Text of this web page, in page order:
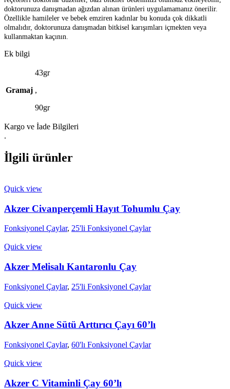
doktorunuza danışmadan ağızdan alınan ürünleri uygulamamanız önerilir.
Özellikle hamileler ve bebek emziren kadınlar bu konuda çok dikkatli
olmalıdır, doktorunuza danışmadan bitkisel karışımları içmekten veya
kullanmaktan kaçının.
Ek bilgi
Gramaj
43gr
,
90gr
Kargo ve İade Bilgileri
.
İlgili ürünler
Quick view
Akzer Civanperçemli Hayıt Tohumlu Çay
Fonksiyonel Çaylar, 25'li Fonksiyonel Çaylar
Quick view
Akzer Melisalı Kantaronlu Çay
Fonksiyonel Çaylar, 25'li Fonksiyonel Çaylar
Quick view
Akzer Anne Sütü Arttırıcı Çayı 60’lı
Fonksiyonel Çaylar, 60'lı Fonksiyonel Çaylar
Quick view
Akzer C Vitaminli Çay 60’lı